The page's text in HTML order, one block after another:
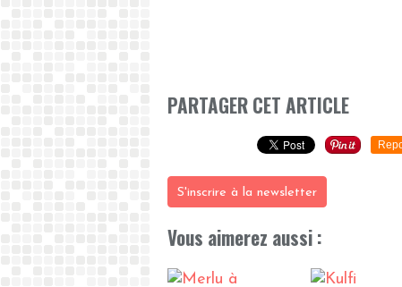
PARTAGER CET ARTICLE
S'inscrire à la newsletter
Vous aimerez aussi :